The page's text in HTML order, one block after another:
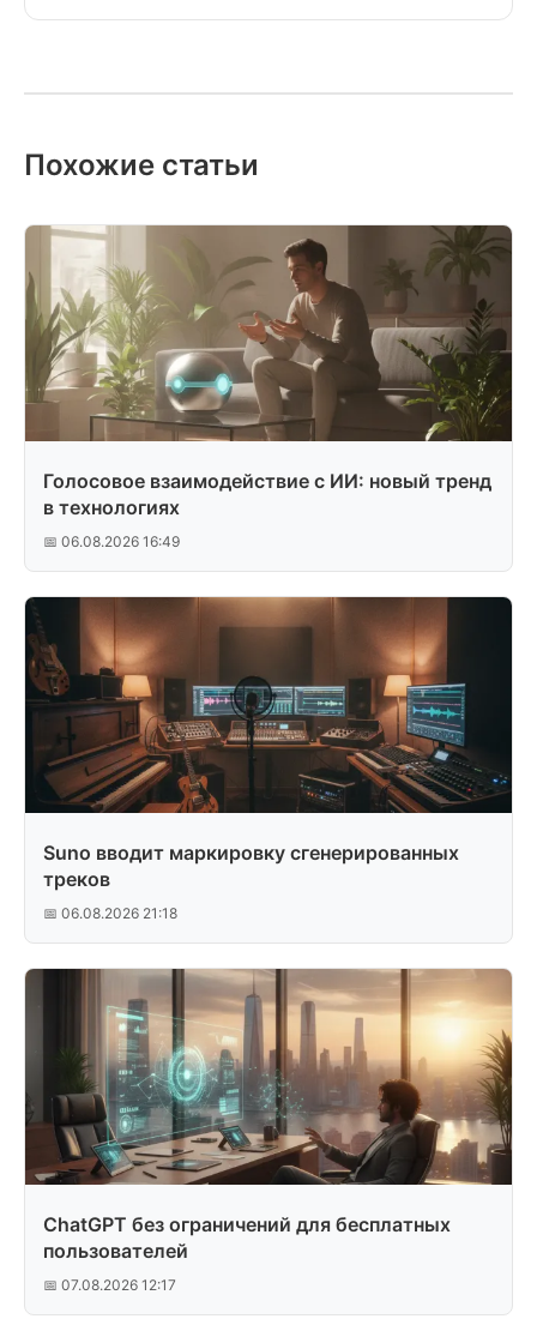
Похожие статьи
Голосовое взаимодействие с ИИ: новый тренд
в технологиях
📅 06.08.2026 16:49
Suno вводит маркировку сгенерированных
треков
📅 06.08.2026 21:18
ChatGPT без ограничений для бесплатных
пользователей
📅 07.08.2026 12:17